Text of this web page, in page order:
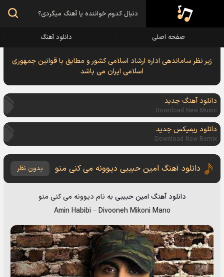
صفحه اصلی دانلود آهنگ
زیر نظر ساماندهی اداره ارشاد اسلامی کشور و مطابق با قوانین جمهوری
اسلامی ایران می باشد
دانلود آهنگ جدید
Download New Music
دانلود ریمیکس جدید
Download New Remix
دانلود آهنگ امین حبیبی دیوونه می کنی منو بدون نظر
دانلود آهنگ امین حبیبی به نام دیوونه می کنی منو
Amin Habibi–Divooneh Mikoni Mano